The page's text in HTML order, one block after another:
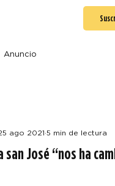
Anuncio
san José “nos ha
ago 2021 5 min de lectura